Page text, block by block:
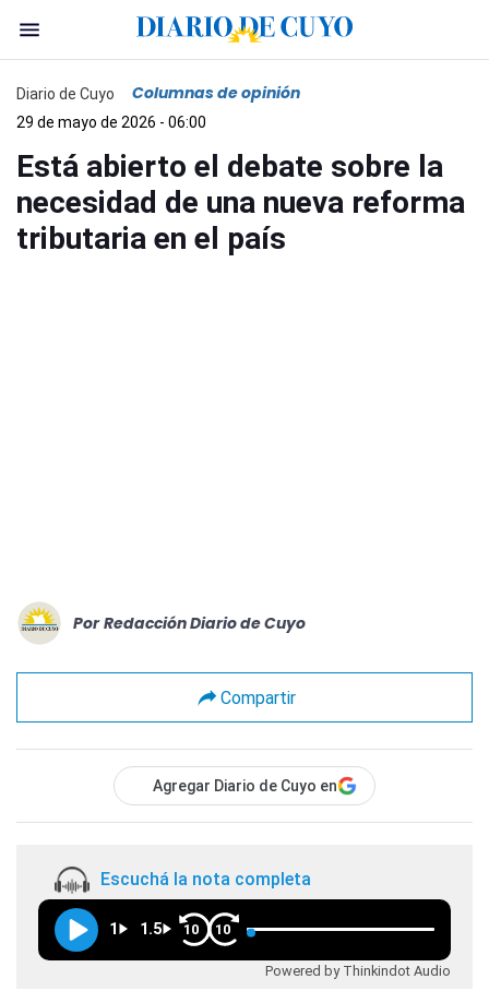
Diario de Cuyo Columnas de opinión
29 de mayo de 2026 - 06:00
Está abierto el debate sobre la
necesidad de una nueva reforma
tributaria en el país
Por Redacción Diario de Cuyo
Compartir
Agregar Diario de Cuyo en
Escuchá la nota completa
1 1.5 10 10
Powered by Thinkindot Audio